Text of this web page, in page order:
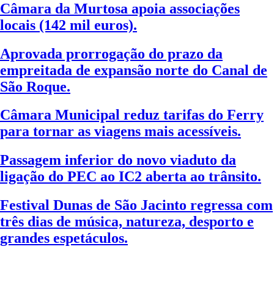
Câmara da Murtosa apoia associações
locais (142 mil euros).
Aprovada prorrogação do prazo da
empreitada de expansão norte do Canal de
São Roque.
Câmara Municipal reduz tarifas do Ferry
para tornar as viagens mais acessíveis.
Passagem inferior do novo viaduto da
ligação do PEC ao IC2 aberta ao trânsito.
Festival Dunas de São Jacinto regressa com
três dias de música, natureza, desporto e
grandes espetáculos.